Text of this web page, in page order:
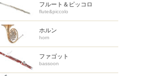
フルート＆ピッコロ
flute&piccolo
ホルン
horn
ファゴット
bassoon